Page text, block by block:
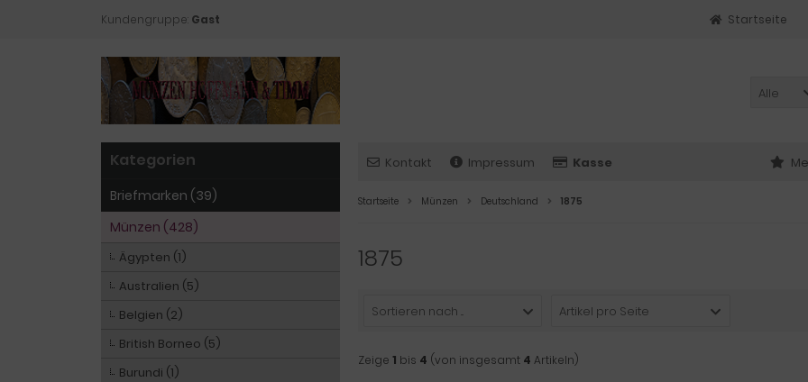
Kundengruppe: Gast Startseite
Alle
Kontakt Impressum Kasse
Startseite Münzen Deutschland 1875
1875
Sortieren nach ... Artikel pro Seite
Zeige 1 bis 4 (von insgesamt 4 Artikeln)
Kategorien
Briefmarken (39)
Münzen (428)
Ägypten (1)
Australien (5)
Belgien (2)
British Borneo (5)
Burundi (1)